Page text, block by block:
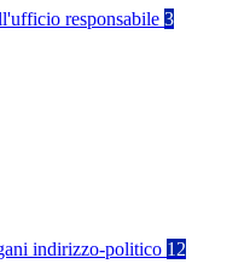
responsabile 3
indirizzo-politico 12